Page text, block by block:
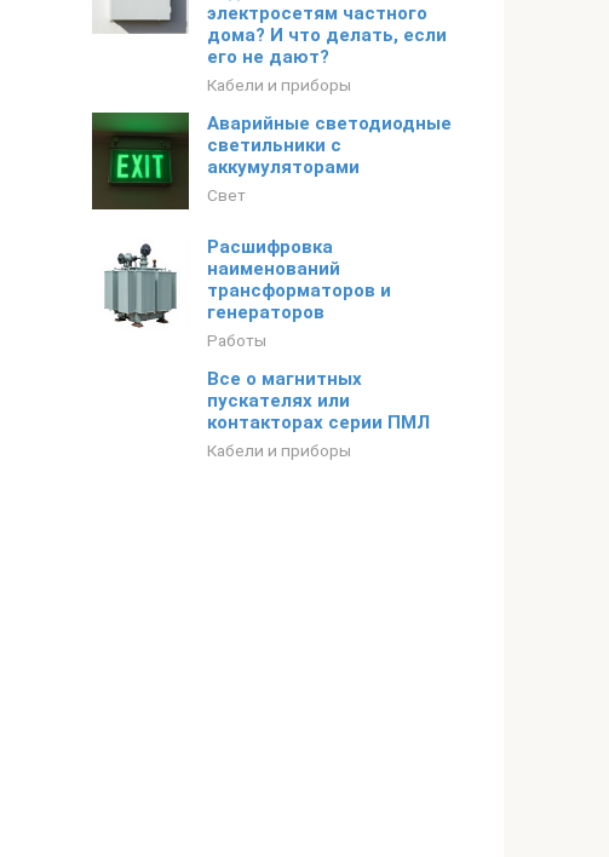
электросетям частного
дома? И что делать, если
его не дают?
Кабели и приборы
Аварийные светодиодные
светильники с
аккумуляторами
Свет
Расшифровка
наименований
трансформаторов и
генераторов
Работы
Все о магнитных
пускателях или
контакторах серии ПМЛ
Кабели и приборы